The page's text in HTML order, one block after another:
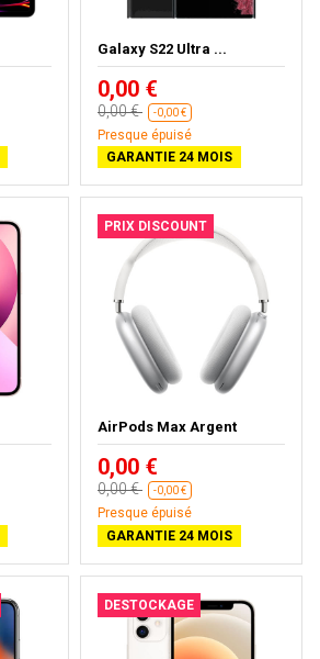
Galaxy S22 Ultra ...
0,00 €
0,00 € -0,00 €
Presque épuisé
GARANTIE 24 MOIS
PRIX DISCOUNT
AirPods Max Argent
0,00 €
0,00 € -0,00 €
Presque épuisé
GARANTIE 24 MOIS
DESTOCKAGE